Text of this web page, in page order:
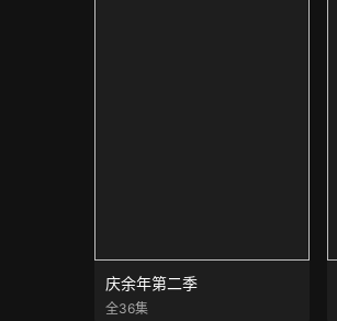
庆余年第二季
全36集